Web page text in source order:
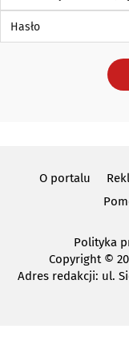
O portalu
Polityka
Copyright©
Adres redakcji: ul.